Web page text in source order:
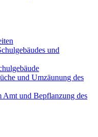
und
und Umzäunung des
Amt und Bepflanzung des